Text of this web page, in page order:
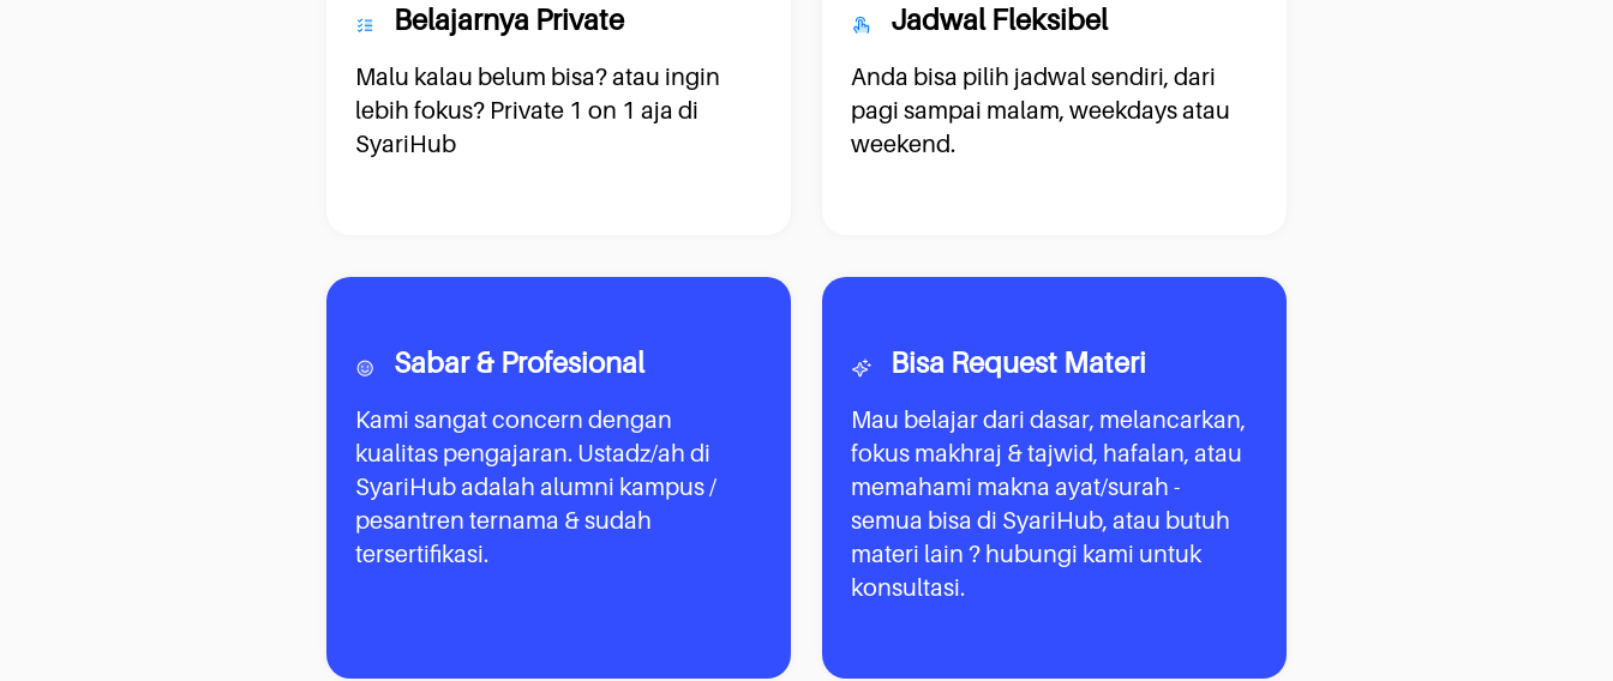
Belajarnya Private
Malu kalau belum bisa? atau ingin
lebih fokus? Private 1 on 1 aja di
SyariHub
Jadwal Fleksibel
Anda bisa pilih jadwal sendiri, dari
pagi sampai malam, weekdays atau
weekend.
Sabar & Profesional
Kami sangat concern dengan
kualitas pengajaran. Ustadz/ah di
SyariHub adalah alumni kampus /
pesantren ternama & sudah
tersertifikasi.
Bisa Request Materi
Mau belajar dari dasar, melancarkan,
fokus makhraj & tajwid, hafalan, atau
memahami makna ayat/surah -
semua bisa di SyariHub, atau butuh
materi lain ? hubungi kami untuk
konsultasi.